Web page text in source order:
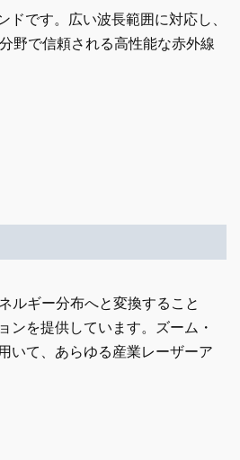
です。広い波長範囲に対応し、
野で信頼される高性能な赤外線
ルギー分布へと変換すること
ンを提供しています。ズーム・
いて、あらゆる産業レーザーア